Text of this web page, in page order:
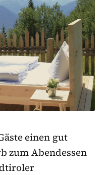
einen gut
zum Abendessen